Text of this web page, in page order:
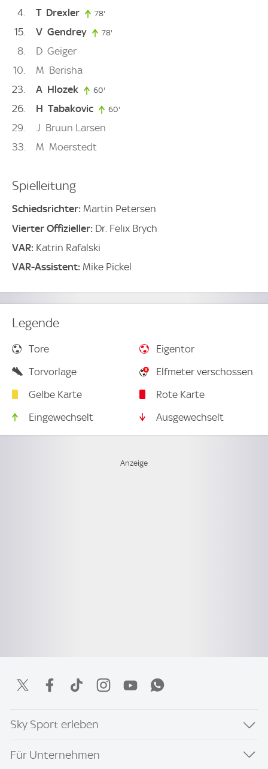
4
T Drexler 78'
15 V Gendrey 78'
8 D Geiger
10
M Berisha
23
A Hlozek 60'
26 H Tabakovic 60'
29 J Bruun Larsen
33
M Moerstedt
Spielleitung
Schiedsrichter: Martin Petersen
Vierter Offizieller: Dr. Felix Brych
VAR: Katrin Rafalski
VAR-Assistent: Mike Pickel
Legende
Tore
Eigentor
Torvorlage
Elfmeter verschossen
Gelbe Karte
Rote Karte
Eingewechselt
Ausgewechselt
Sky Sport erleben
Für Unternehmen